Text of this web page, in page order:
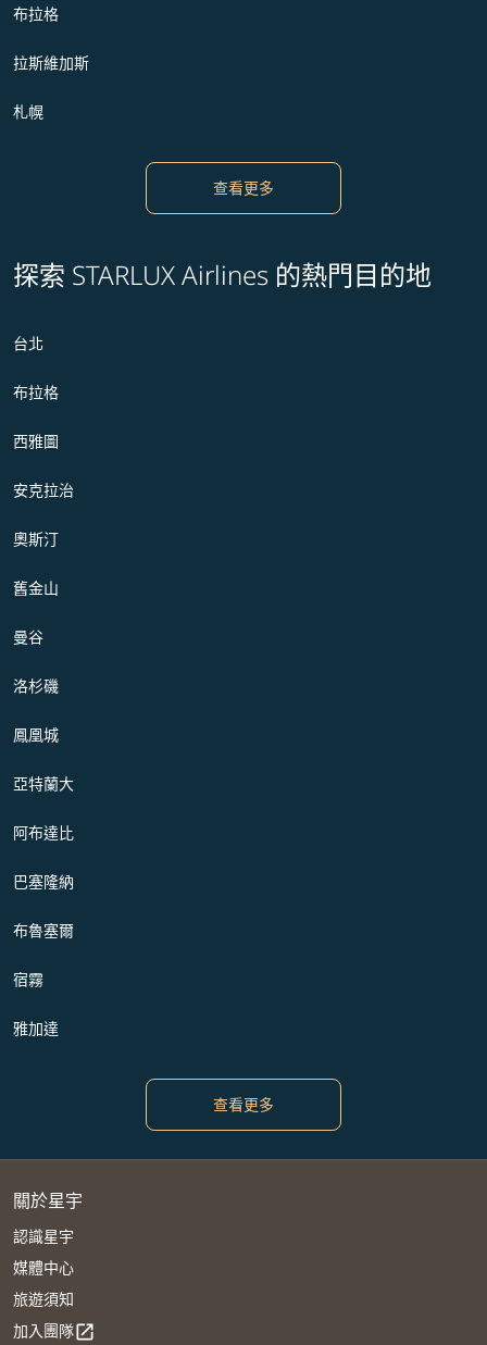
布拉格
拉斯維加斯
札幌
查看更多
探索 STARLUX Airlines 的熱門目的地
台北
布拉格
西雅圖
安克拉治
奧斯汀
舊金山
曼谷
洛杉磯
鳳凰城
亞特蘭大
阿布達比
巴塞隆納
布魯塞爾
宿霧
雅加達
查看更多
關於星宇
認識星宇
媒體中心
旅遊須知
加入團隊open_in_new